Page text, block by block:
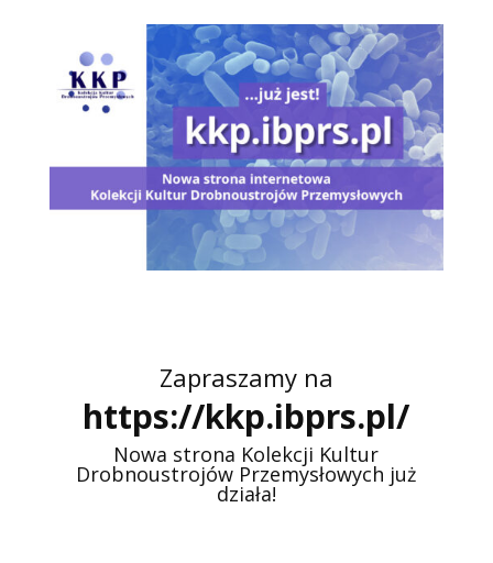
Zapraszamy na
https://kkp.ibprs.pl/
Nowa strona Kolekcji Kultur
Drobnoustrojów Przemysłowych już
działa!